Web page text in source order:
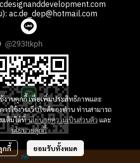
งานคุกกี้ เพื่อเพิ่มประสิทธิภาพและ
รใช้งานเว็บไซต์ของท่าน ท่านสามารถ
เติมได้ที่นโยบายความเป็นส่วนตัว และ
นโยบายคุกกี้
กกี้ ยอมรับทั้งหมด
): ac.de_dep@hotmail.com
@293ltkph
By MakeWebEasy